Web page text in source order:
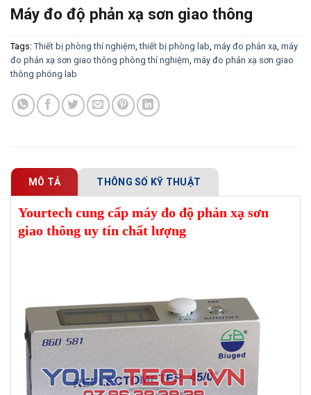
Máy đo độ phản xạ sơn giao thông
Tags: Thiết bị phòng thí nghiệm,thiết bị phòng lab, máy đo phản xạ, máy
đo phản xạ sơn giao thông phòng thí nghiệm, máy đo phản xạ sơn giao
thông phóng lab
MÔ TẢ THÔNG SỐ KỸ THUẬT
Yourtech cung cấp máy đo độ phản xạ sơn
giao thông uy tín chất lượng